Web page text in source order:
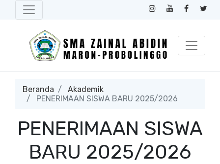
Beranda
Akademik
PENERIMAAN SISWA BARU 2025/2026
PENERIMAAN SISWA
BARU 2025/2026